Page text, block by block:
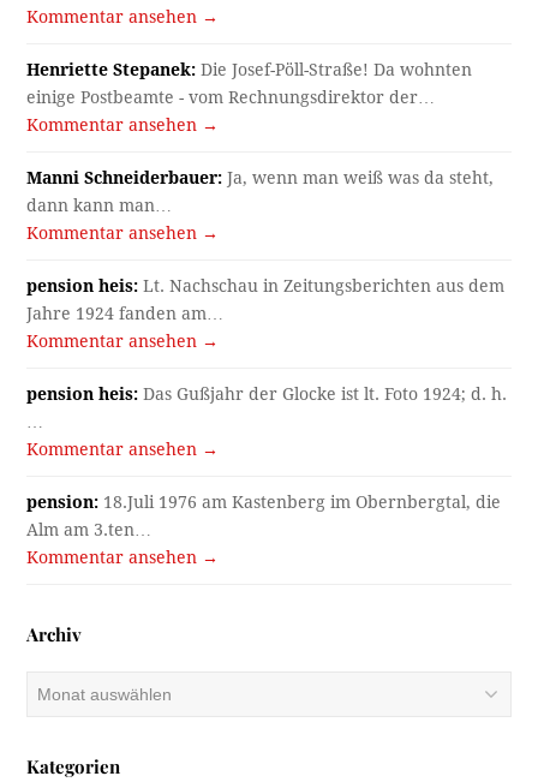
Kommentar ansehen →
Henriette Stepanek: Die Josef-Pöll-Straße! Da wohnten
einige Postbeamte - vom Rechnungsdirektor der…
Kommentar ansehen →
Manni Schneiderbauer: Ja, wenn man weiß was da steht,
dann kann man…
Kommentar ansehen →
pension heis: Lt. Nachschau in Zeitungsberichten aus dem
Jahre 1924 fanden am…
Kommentar ansehen →
pension heis: Das Gußjahr der Glocke ist lt. Foto 1924; d. h.
Kommentar ansehen →
pension: 18.Juli 1976 am Kastenberg im Obernbergtal, die
Alm am 3.ten…
Kommentar ansehen →
Archiv
Kategorien